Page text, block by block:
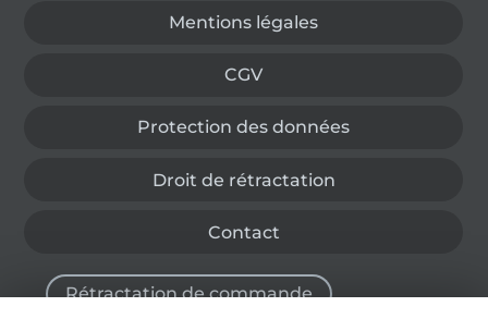
Mentions légales
CGV
Protection des données
Droit de rétractation
Contact
Rétractation de commande